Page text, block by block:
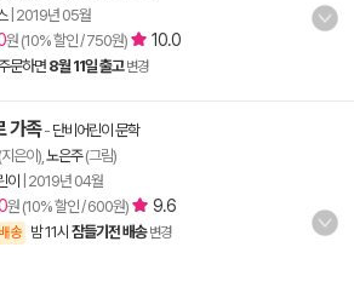
| 2019년 05월
원 (10% 할인 / 750원) 10.0
문하면 8월 11일 출고 변경
가족- 단비어린이 문학
은이), 노은주(그림)
이
2019년 04월
원 (10% 할인 / 600원) 9.6
송 밤 11시 잠들기전 배송 변경